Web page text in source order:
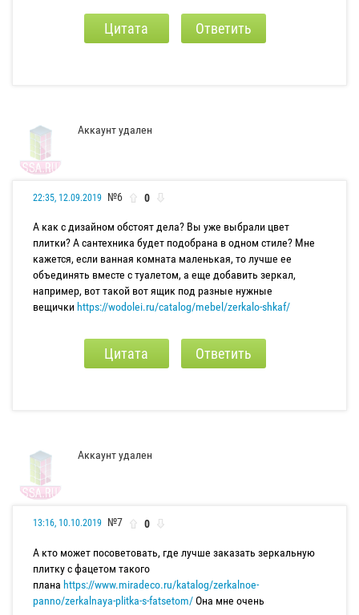
Цитата Ответить
Аккаунт удален
22:35, 12.09.2019 №6 0
А как с дизайном обстоят дела? Вы уже выбрали цвет
плитки? А сантехника будет подобрана в одном стиле? Мне
кажется, если ванная комната маленькая, то лучше ее
объединять вместе с туалетом, а еще добавить зеркал,
например, вот такой вот ящик под разные нужные
вещички https://wodolei.ru/catalog/mebel/zerkalo-shkaf/
Цитата Ответить
Аккаунт удален
13:16, 10.10.2019 №7 0
А кто может посоветовать, где лучше заказать зеркальную
плитку с фацетом такого
плана https://www.miradeco.ru/katalog/zerkalnoe-
panno/zerkalnaya-plitka-s-fatsetom/Она мне очень